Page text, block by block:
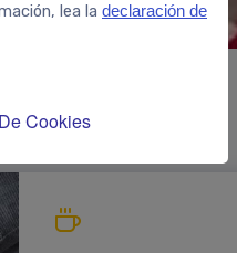
lea la declaración de
Cookies